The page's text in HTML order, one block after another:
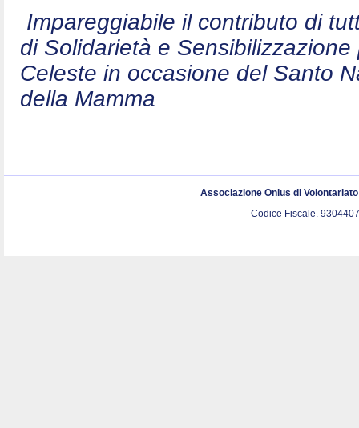
Impareggiabile il contributo di
di Solidarietà e
Celeste in occasione del Santo
della Mamma
Associazione Onlus di
Codice Fiscale.